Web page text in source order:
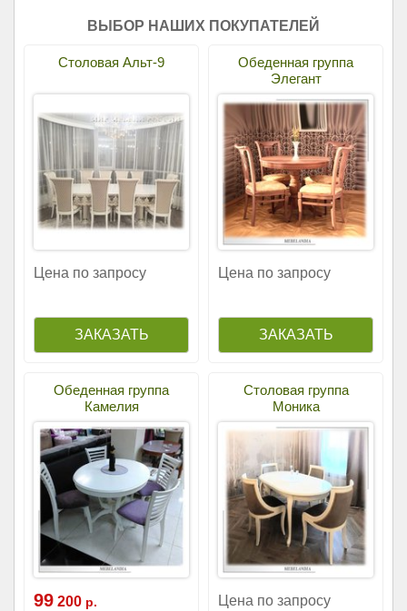
ВЫБОР НАШИХ ПОКУПАТЕЛЕЙ
Столовая Альт-9
Цена по запросу
Обеденная группа
Элегант
Цена по запросу
Обеденная группа
Камелия
99 200 р.
Столовая группа
Моника
Цена по запросу